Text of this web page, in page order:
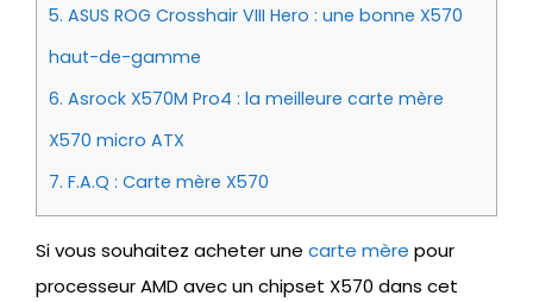
5. ASUS ROG Crosshair VIII Hero : une bonne X570
haut-de-gamme
6. Asrock X570M Pro4 : la meilleure carte mère
X570 micro ATX
7. F.A.Q : Carte mère X570
Si vous souhaitez acheter une carte mère pour
processeur AMD avec un chipset X570 dans cet